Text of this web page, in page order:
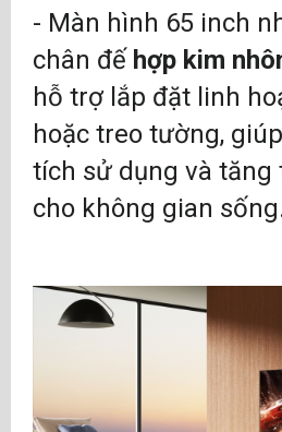
- Màn hình 65 inch
chân đế hợp kim
hỗ trợ lắp đặt linh
hoặc treo tường,
tích sử dụng và
cho không gian